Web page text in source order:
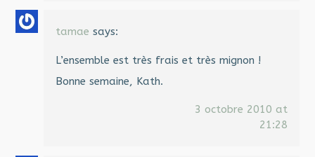
tamae says:
L’ensemble est très frais et très mignon !
Bonne semaine, Kath.
3 octobre 2010 at
21:28